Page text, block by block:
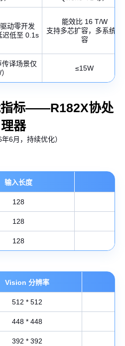
动零开发
迟低至 0.1s
能效比 16 T/W
支持多芯扩容，多系统兼
容
译场景仅
≤15W
指标——R182X协处
理器
年6月，持续优化）
输入长度
128
128
128
Vision 分辨率
512 * 512
448 * 448
392 * 392